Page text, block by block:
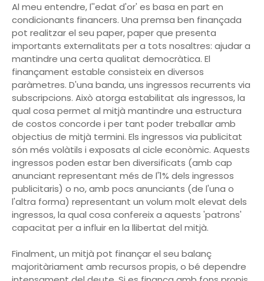
Al meu entendre, l''edat d'or' es basa en part en
condicionants financers. Una premsa ben finançada
pot realitzar el seu paper, paper que presenta
importants externalitats per a tots nosaltres: ajudar a
mantindre una certa qualitat democràtica. El
finançament estable consisteix en diversos
paràmetres. D'una banda, uns ingressos recurrents via
subscripcions. Això atorga estabilitat als ingressos, la
qual cosa permet al mitjà mantindre una estructura
de costos concorde i per tant poder treballar amb
objectius de mitjà termini. Els ingressos via publicitat
són més volàtils i exposats al cicle econòmic. Aquests
ingressos poden estar ben diversificats (amb cap
anunciant representant més de l'1% dels ingressos
publicitaris) o no, amb pocs anunciants (de l'una o
l'altra forma) representant un volum molt elevat dels
ingressos, la qual cosa confereix a aquests 'patrons'
capacitat per a influir en la llibertat del mitjà.
Finalment, un mitjà pot finançar el seu balanç
majoritàriament amb recursos propis, o bé dependre